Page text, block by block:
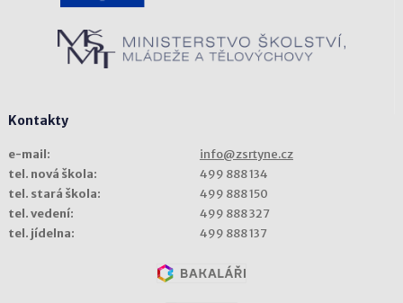
Kontakty
e-mail:
info@zsrtyne.cz
tel. nová škola:
499 888 134
tel. stará škola:
499 888 150
tel. vedení:
499 888 327
tel. jídelna:
499 888 137